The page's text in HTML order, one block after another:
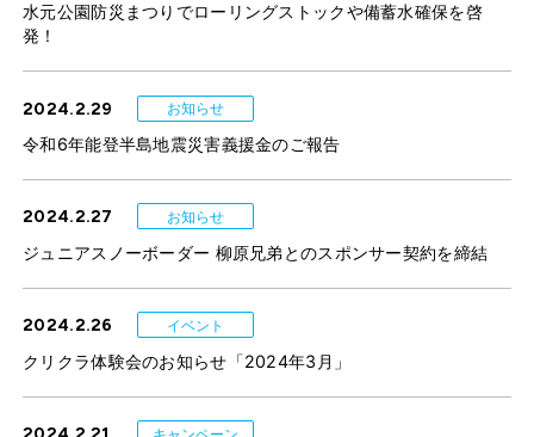
水元公園防災まつりでローリングストックや備蓄水確保を啓
発！
2024.2.29 お知らせ
令和6年能登半島地震災害義援金のご報告
2024.2.27 お知らせ
ジュニアスノーボーダー 柳原兄弟とのスポンサー契約を締結
2024.2.26 イベント
クリクラ体験会のお知らせ「2024年3月」